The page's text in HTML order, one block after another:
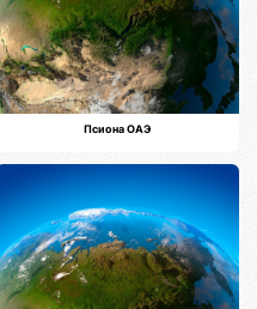
Псиона ОАЭ